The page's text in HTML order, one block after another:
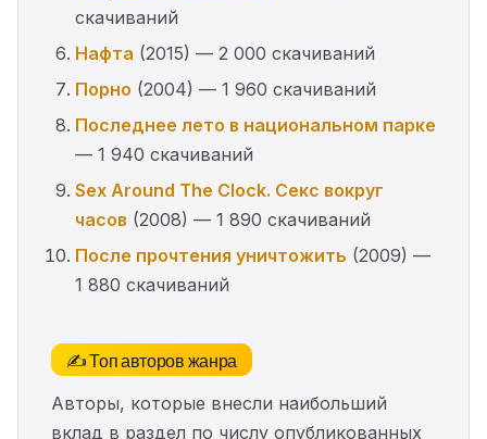
скачиваний
Нафта (2015) — 2 000 скачиваний
Порно (2004) — 1 960 скачиваний
Последнее лето в национальном парке
— 1 940 скачиваний
Sex Around The Clock. Секс вокруг
часов (2008) — 1 890 скачиваний
После прочтения уничтожить (2009) —
1 880 скачиваний
✍️ Топ авторов жанра
Авторы, которые внесли наибольший
вклад в раздел по числу опубликованных